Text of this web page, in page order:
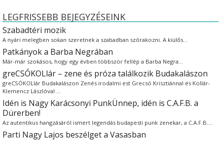
LEGFRISSEBB BEJEGYZÉSEINK
Szabadtéri mozik
A nyári melegben sokan szeretnek a szabadban szórakozni. A kiülős…
Patkányok a Barba Negrában
Már-már szokásos, hogy egy évben többször fellép a Barba Negra…
greCSÓKOLlár – zene és próza találkozik Budakalászon
greCSÓKOLlár Budakalászon Zenés irodalmi est Grecsó Krisztiánnal és Kollár-
Klemencz Lászlóval …
Idén is Nagy Karácsonyi PunkÜnnep, idén is C.A.F.B. a
Dürerben!
Az autentikus hangzásáról ismert legendás budapesti punk zenekar, a C.A.F.B.…
Parti Nagy Lajos beszélget a Vasasban